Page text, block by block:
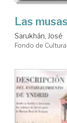
Las
Sarukhán, José
Fondo de